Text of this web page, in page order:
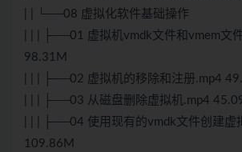
| | └──08 虚拟化软件基础操作
| | | ├──01 虚拟机vmdk文件和vmem文
98.31M
| | | ├──02 虚拟机的移除和注册.mp4
| | | ├──03 从磁盘删除虚拟机.mp4
| | | ├──04 使用现有的vmdk文件创建虚
109.86M